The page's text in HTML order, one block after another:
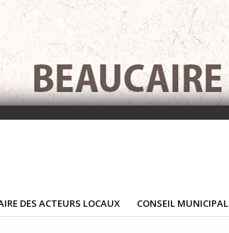
DES ACTEURS LOCAUX CONSEIL MUNICIPAL